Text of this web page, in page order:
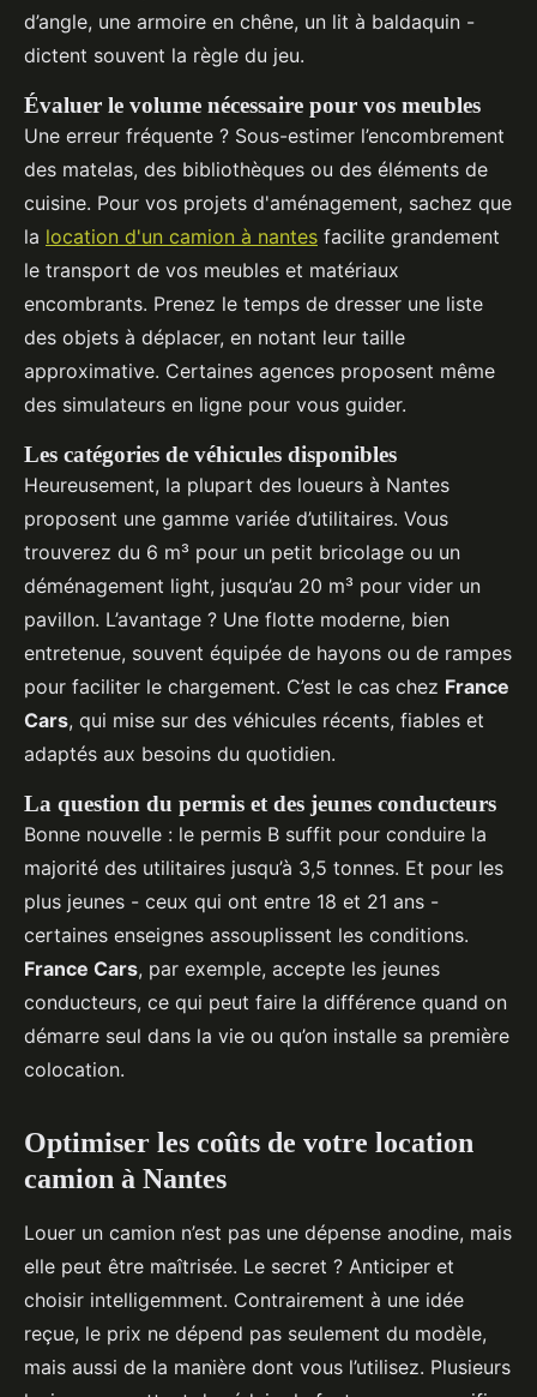
d’angle, une armoire en chêne, un lit à baldaquin -
dictent souvent la règle du jeu.
Évaluer le volume nécessaire pour vos meubles
Une erreur fréquente ? Sous-estimer l’encombrement
des matelas, des bibliothèques ou des éléments de
cuisine. Pour vos projets d'aménagement, sachez que
la location d'un camion à nantes facilite grandement
le transport de vos meubles et matériaux
encombrants. Prenez le temps de dresser une liste
des objets à déplacer, en notant leur taille
approximative. Certaines agences proposent même
des simulateurs en ligne pour vous guider.
Les catégories de véhicules disponibles
Heureusement, la plupart des loueurs à Nantes
proposent une gamme variée d’utilitaires. Vous
trouverez du 6 m³ pour un petit bricolage ou un
déménagement light, jusqu’au 20 m³ pour vider un
pavillon. L’avantage ? Une flotte moderne, bien
entretenue, souvent équipée de hayons ou de rampes
pour faciliter le chargement. C’est le cas chez France
Cars, qui mise sur des véhicules récents, fiables et
adaptés aux besoins du quotidien.
La question du permis et des jeunes conducteurs
Bonne nouvelle : le permis B suffit pour conduire la
majorité des utilitaires jusqu’à 3,5 tonnes. Et pour les
plus jeunes - ceux qui ont entre 18 et 21 ans -
certaines enseignes assouplissent les conditions.
France Cars, par exemple, accepte les jeunes
conducteurs, ce qui peut faire la différence quand on
démarre seul dans la vie ou qu’on installe sa première
colocation.
Optimiser les coûts de votre location
camion à Nantes
Louer un camion n’est pas une dépense anodine, mais
elle peut être maîtrisée. Le secret ? Anticiper et
choisir intelligemment. Contrairement à une idée
reçue, le prix ne dépend pas seulement du modèle,
mais aussi de la manière dont vous l’utilisez. Plusieurs